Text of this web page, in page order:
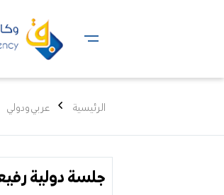
الرئيسية عربي ودولي
جلسة دولية